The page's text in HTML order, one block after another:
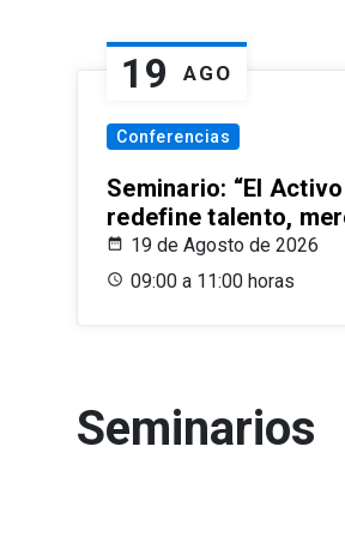
19 AGO
Conferencias
Seminario: “El
redefine talento,
19 de Agosto de 2026
09:00 a 11:00 horas
Seminarios